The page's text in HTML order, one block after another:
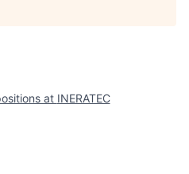
at INERATEC